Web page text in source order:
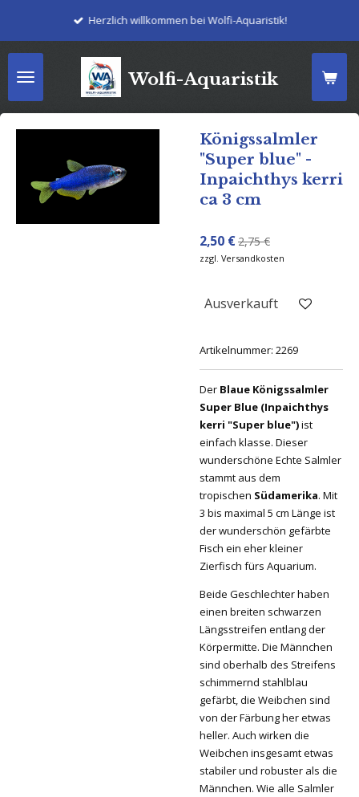
springen
Wolfi-Aquaristik
Herzlich willkommen bei Wolfi-Aquaristik!
Königssalmler
"Super blue" -
Inpaichthys kerri
ca 3 cm
2,50 €2,75 €
zzgl. Versandkosten
Ausverkauft
Artikelnummer: 2269
Der Blaue Königssalmler
Super Blue (Inpaichthys
kerri "Super blue")ist
einfach klasse. Dieser
wunderschöne Echte Salmler
stammt aus dem
tropischen Südamerika. Mit
3 bis maximal 5 cm Länge ist
der wunderschön gefärbte
Fisch ein eher kleiner
Zierfisch fürs Aquarium.
Beide Geschlechter haben
einen breiten schwarzen
Längsstreifen entlang der
Körpermitte. Die Männchen
sind oberhalb des Streifens
schimmernd stahlblau
gefärbt, die Weibchen sind
von der Färbung her etwas
heller. Auch wirken die
Weibchen insgesamt etwas
stabiler und robuster als die
Männchen. Wie alle Salmler